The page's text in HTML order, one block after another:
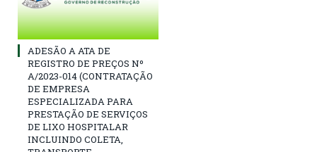
ADESÃO A ATA DE
REGISTRO DE PREÇOS Nº
A/2023-014 (CONTRATAÇÃO
DE EMPRESA
ESPECIALIZADA PARA
PRESTAÇÃO DE SERVIÇOS
DE LIXO HOSPITALAR
INCLUINDO COLETA,